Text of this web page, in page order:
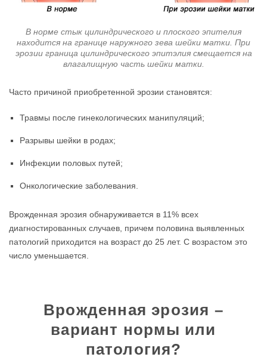
В норме стык цилиндрического и плоского эпителия
находится на границе наружного зева шейки матки. При
эрозии граница цилиндрического эпитэлия смещается на
влагалищную часть шейки матки.
Часто причиной приобретенной эрозии становятся:
Травмы после гинекологических манипуляций;
Разрывы шейки в родах;
Инфекции половых путей;
Онкологические заболевания.
Врожденная эрозия обнаруживается в 11% всех
диагностированных случаев, причем половина выявленных
патологий приходится на возраст до 25 лет. С возрастом это
число уменьшается.
Врожденная эрозия –
вариант нормы или
патология?